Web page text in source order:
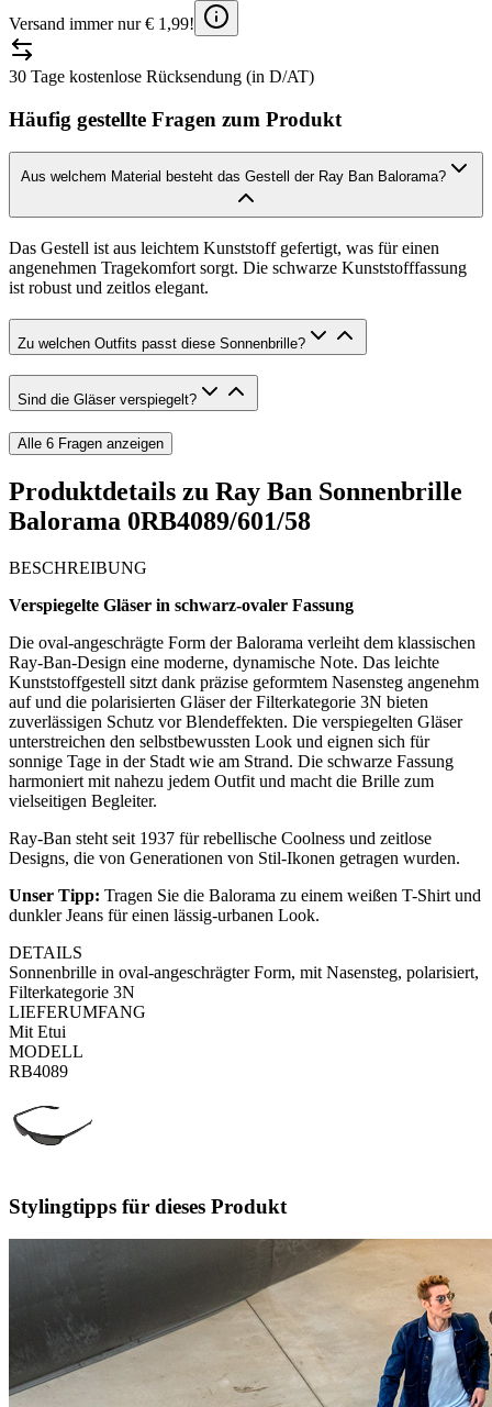
Versand immer nur € 1,99!
30 Tage kostenlose Rücksendung (in D/AT)
Häufig gestellte Fragen zum Produkt
Aus welchem Material besteht das Gestell der Ray Ban Balorama?
Das Gestell ist aus leichtem Kunststoff gefertigt, was für einen
angenehmen Tragekomfort sorgt. Die schwarze Kunststofffassung
ist robust und zeitlos elegant.
Zu welchen Outfits passt diese Sonnenbrille?
Sind die Gläser verspiegelt?
Alle 6 Fragen anzeigen
Produktdetails zu Ray Ban Sonnenbrille
Balorama 0RB4089/601/58
BESCHREIBUNG
Verspiegelte Gläser in schwarz-ovaler Fassung
Die oval-angeschrägte Form der Balorama verleiht dem klassischen
Ray-Ban-Design eine moderne, dynamische Note. Das leichte
Kunststoffgestell sitzt dank präzise geformtem Nasensteg angenehm
auf und die polarisierten Gläser der Filterkategorie 3N bieten
zuverlässigen Schutz vor Blendeffekten. Die verspiegelten Gläser
unterstreichen den selbstbewussten Look und eignen sich für
sonnige Tage in der Stadt wie am Strand. Die schwarze Fassung
harmoniert mit nahezu jedem Outfit und macht die Brille zum
vielseitigen Begleiter.
Ray-Ban steht seit 1937 für rebellische Coolness und zeitlose
Designs, die von Generationen von Stil-Ikonen getragen wurden.
Unser Tipp: Tragen Sie die Balorama zu einem weißen T-Shirt und
dunkler Jeans für einen lässig-urbanen Look.
DETAILS
Sonnenbrille in oval-angeschrägter Form, mit Nasensteg, polarisiert,
Filterkategorie 3N
LIEFERUMFANG
Mit Etui
MODELL
RB4089
Stylingtipps für dieses Produkt